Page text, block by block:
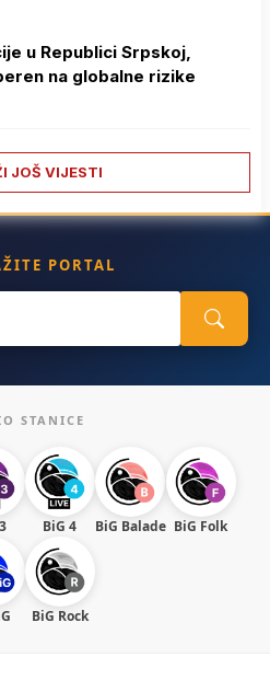
u Republici Srpskoj,
na globalne rizike
JOŠ VIJESTI
PORTAL
STANICE
BiG 4 BiG Balade BiG Folk
BiG Rock